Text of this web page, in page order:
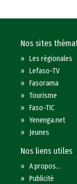
Nos sites
»Les régionales
»Lefaso-TV
»Fasorama
»Tourisme
»Faso-TIC
»Yenenga.net
» Jeunes
Nos liens utiles
»A propos...
»Publicité